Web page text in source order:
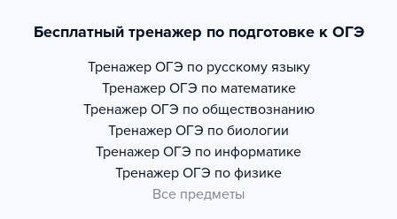
Бесплатный тренажер по подготовке к ОГЭ
Тренажер ОГЭ по русскому языку
Тренажер ОГЭ по математике
Тренажер ОГЭ по обществознанию
Тренажер ОГЭ по биологии
Тренажер ОГЭ по информатике
Тренажер ОГЭ по физике
Все предметы